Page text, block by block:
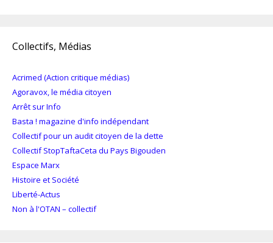
Collectifs, Médias
Acrimed (Action critique médias)
Agoravox, le média citoyen
Arrêt sur Info
Basta ! magazine d'info indépendant
Collectif pour un audit citoyen de la dette
Collectif StopTaftaCeta du Pays Bigouden
Espace Marx
Histoire et Société
Liberté-Actus
Non à l'OTAN – collectif